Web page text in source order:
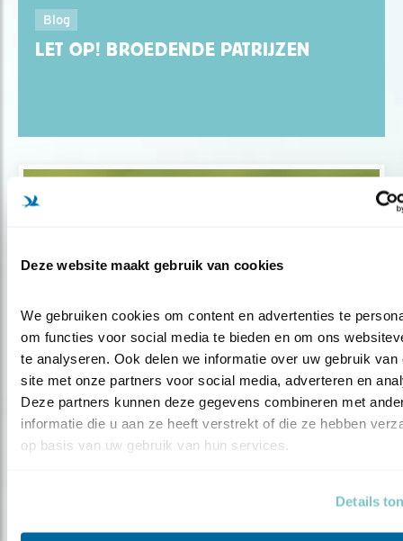
Deze website maakt gebruik van cookies
We gebruiken cookies om content en advertenties te
om functies voor social media te bieden en om ons
te analyseren. Ook delen we informatie over uw gebruik van
site met onze partners voor social media, adverteren en
Deze partners kunnen deze gegevens combineren met
informatie die u aan ze heeft verstrekt of die ze hebben
op basis van uw gebruik van hun services.
Details
Blog
LET OP! BROEDENDE PATRIJZEN
Nieuws
Maai patrijzen niet uit de slootkant